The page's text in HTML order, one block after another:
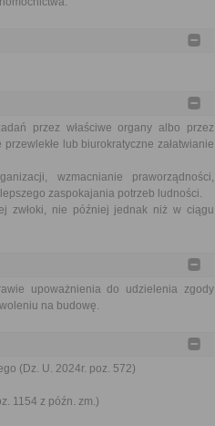
przez właściwe organy albo przez
lub biurokratyczne załatwianie
wzmacnianie praworządności,
zaspokajania potrzeb ludności.
zwłoki, nie później jednak niż w ciągu
upoważnienia do udzielenia zgody
na budowę.
(Dz. U. 2024r. poz. 572)
1154 z późn. zm.)